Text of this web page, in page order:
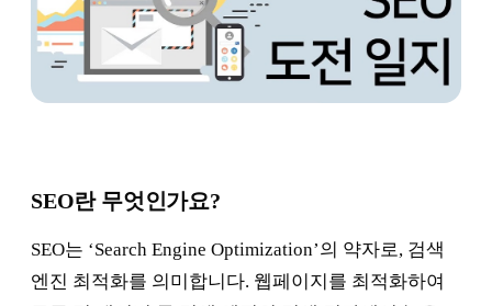
SEO란 무엇인가요?
SEO는 ‘Search Engine Optimization’의 약자로, 검색
엔진 최적화를 의미합니다. 웹페이지를 최적화하여